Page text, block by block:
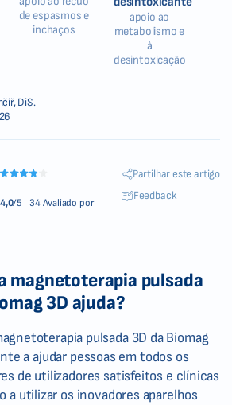
de espasmos e
inchaços
apoio ao
metabolismo e
à
desintoxicação
DiS.
4,0/5 34 Avaliado por
Partilhar este artigo
Feedback
magnetoterapia pulsada
3D ajuda?
pulsada 3D da Biomag
a ajudar pessoas em todos os
de utilizadores satisfeitos e clínicas
a utilizar os inovadores aparelhos